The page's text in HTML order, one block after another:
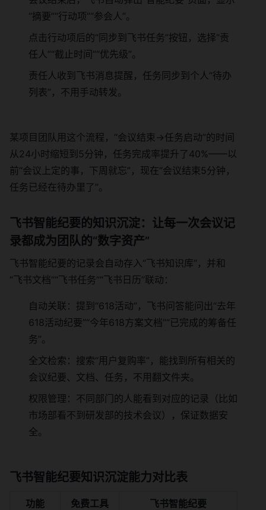
“摘要”“行动项”“参会人”。
点击行动项后的“同步到飞书任务”按钮，选择“责
任人”“截止时间”“优先级”。
责任人收到飞书消息提醒，任务同步到个人“待办
列表”，不用手动转发。
某项目团队用这个流程，“会议结束→任务启动”的时间
从24小时缩短到5分钟，任务完成率提升了40%——以
前“会议上定的事，下周就忘”，现在“会议结束5分钟，
任务已经在待办里了”。
飞书智能纪要的知识沉淀：让每一次会议记
录都成为团队的“数字资产”
飞书智能纪要的记录会自动存入“飞书知识库”，并和
“飞书文档”“飞书任务”“飞书日历”联动：
自动关联：提到“618活动”，飞书问答能问出“去年
618活动纪要”“今年618方案文档”“已完成的筹备任
务”。
全文检索：搜索“用户复购率”，能找到所有相关的
会议纪要、文档、任务，不用翻文件夹。
权限管理：不同部门的人能看到对应的记录（比如
市场部看不到研发部的技术会议），保证数据安
全。
飞书智能纪要知识沉淀能力对比表
功能 免费工具 飞书智能纪要